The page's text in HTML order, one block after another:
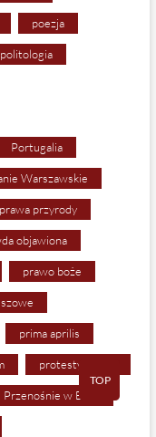
poezja
politologia
Portugalia
Warszawskie
prawa przyrody
objawiona
prawo boże
prima aprilis
protesty kobiet
Przenośnie w Biblii
TOP